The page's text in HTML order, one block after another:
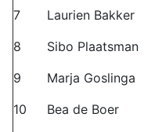
7
Laurien Bakker
8
Sibo Plaatsman
9
Marja Goslinga
10
Bea de Boer